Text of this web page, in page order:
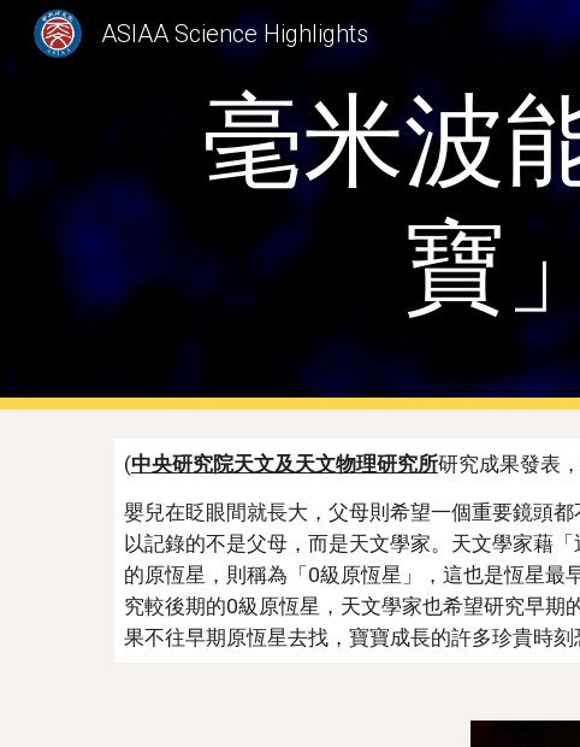
Skip
ASIAA Science Highlights
毫米波
寶
(中央研究院天文及天文物理研究所研究成果發表
嬰兒在眨眼間就長大，父母則希望一個重要鏡頭
以記錄的不是父母，而是天文學家。天文學家藉
的原恆星，則稱為「0級原恆星」，這也是恆星
究較後期的0級原恆星，天文學家也希望研究早
果不往早期原恆星去找，寶寶成長的許多珍貴時刻